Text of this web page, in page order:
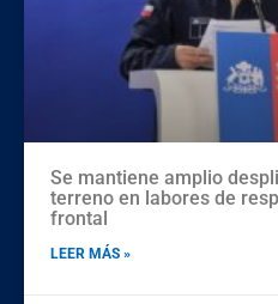
Se mantiene amplio
terreno en labores de
frontal
LEER MÁS »